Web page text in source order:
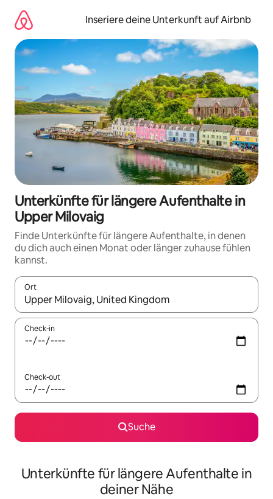
Inhalten
springen
Inseriere deine Unterkunft auf Airbnb
Unterkünfte für längere Aufenthalte in
Upper Milovaig
Finde Unterkünfte für längere Aufenthalte, in denen
du dich auch einen Monat oder länger zuhause fühlen
kannst.
Ort
Wenn Ergebnisse verfügbar sind, navigiere mit den
Check-in
Check-out
Suche
Unterkünfte für längere Aufenthalte in
deiner Nähe